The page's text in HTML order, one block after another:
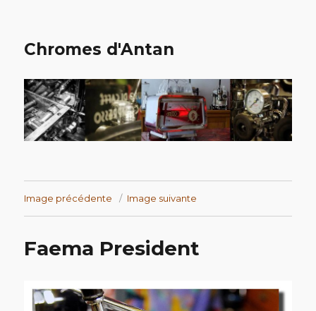
Chromes d'Antan
Image précédente Image suivante
Faema President